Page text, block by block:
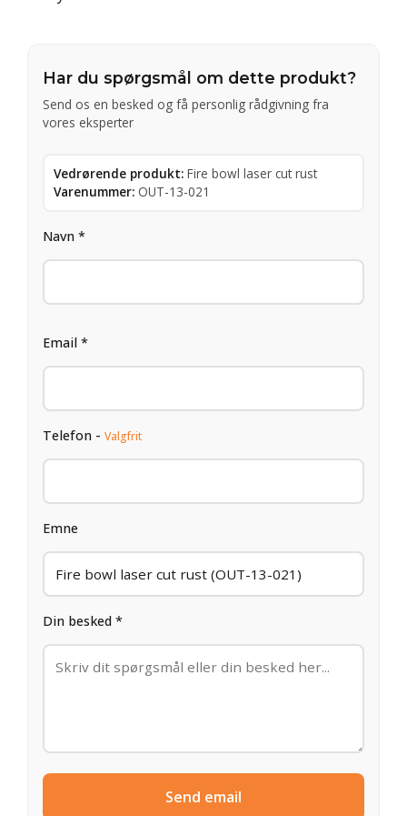
Har du spørgsmål om dette produkt?
Send os en besked og få personlig rådgivning fra
vores eksperter
Vedrørende produkt: Fire bowl laser cut rust
Varenummer: OUT-13-021
Navn *
Email *
Telefon - Valgfrit
Emne
Din besked *
Send email